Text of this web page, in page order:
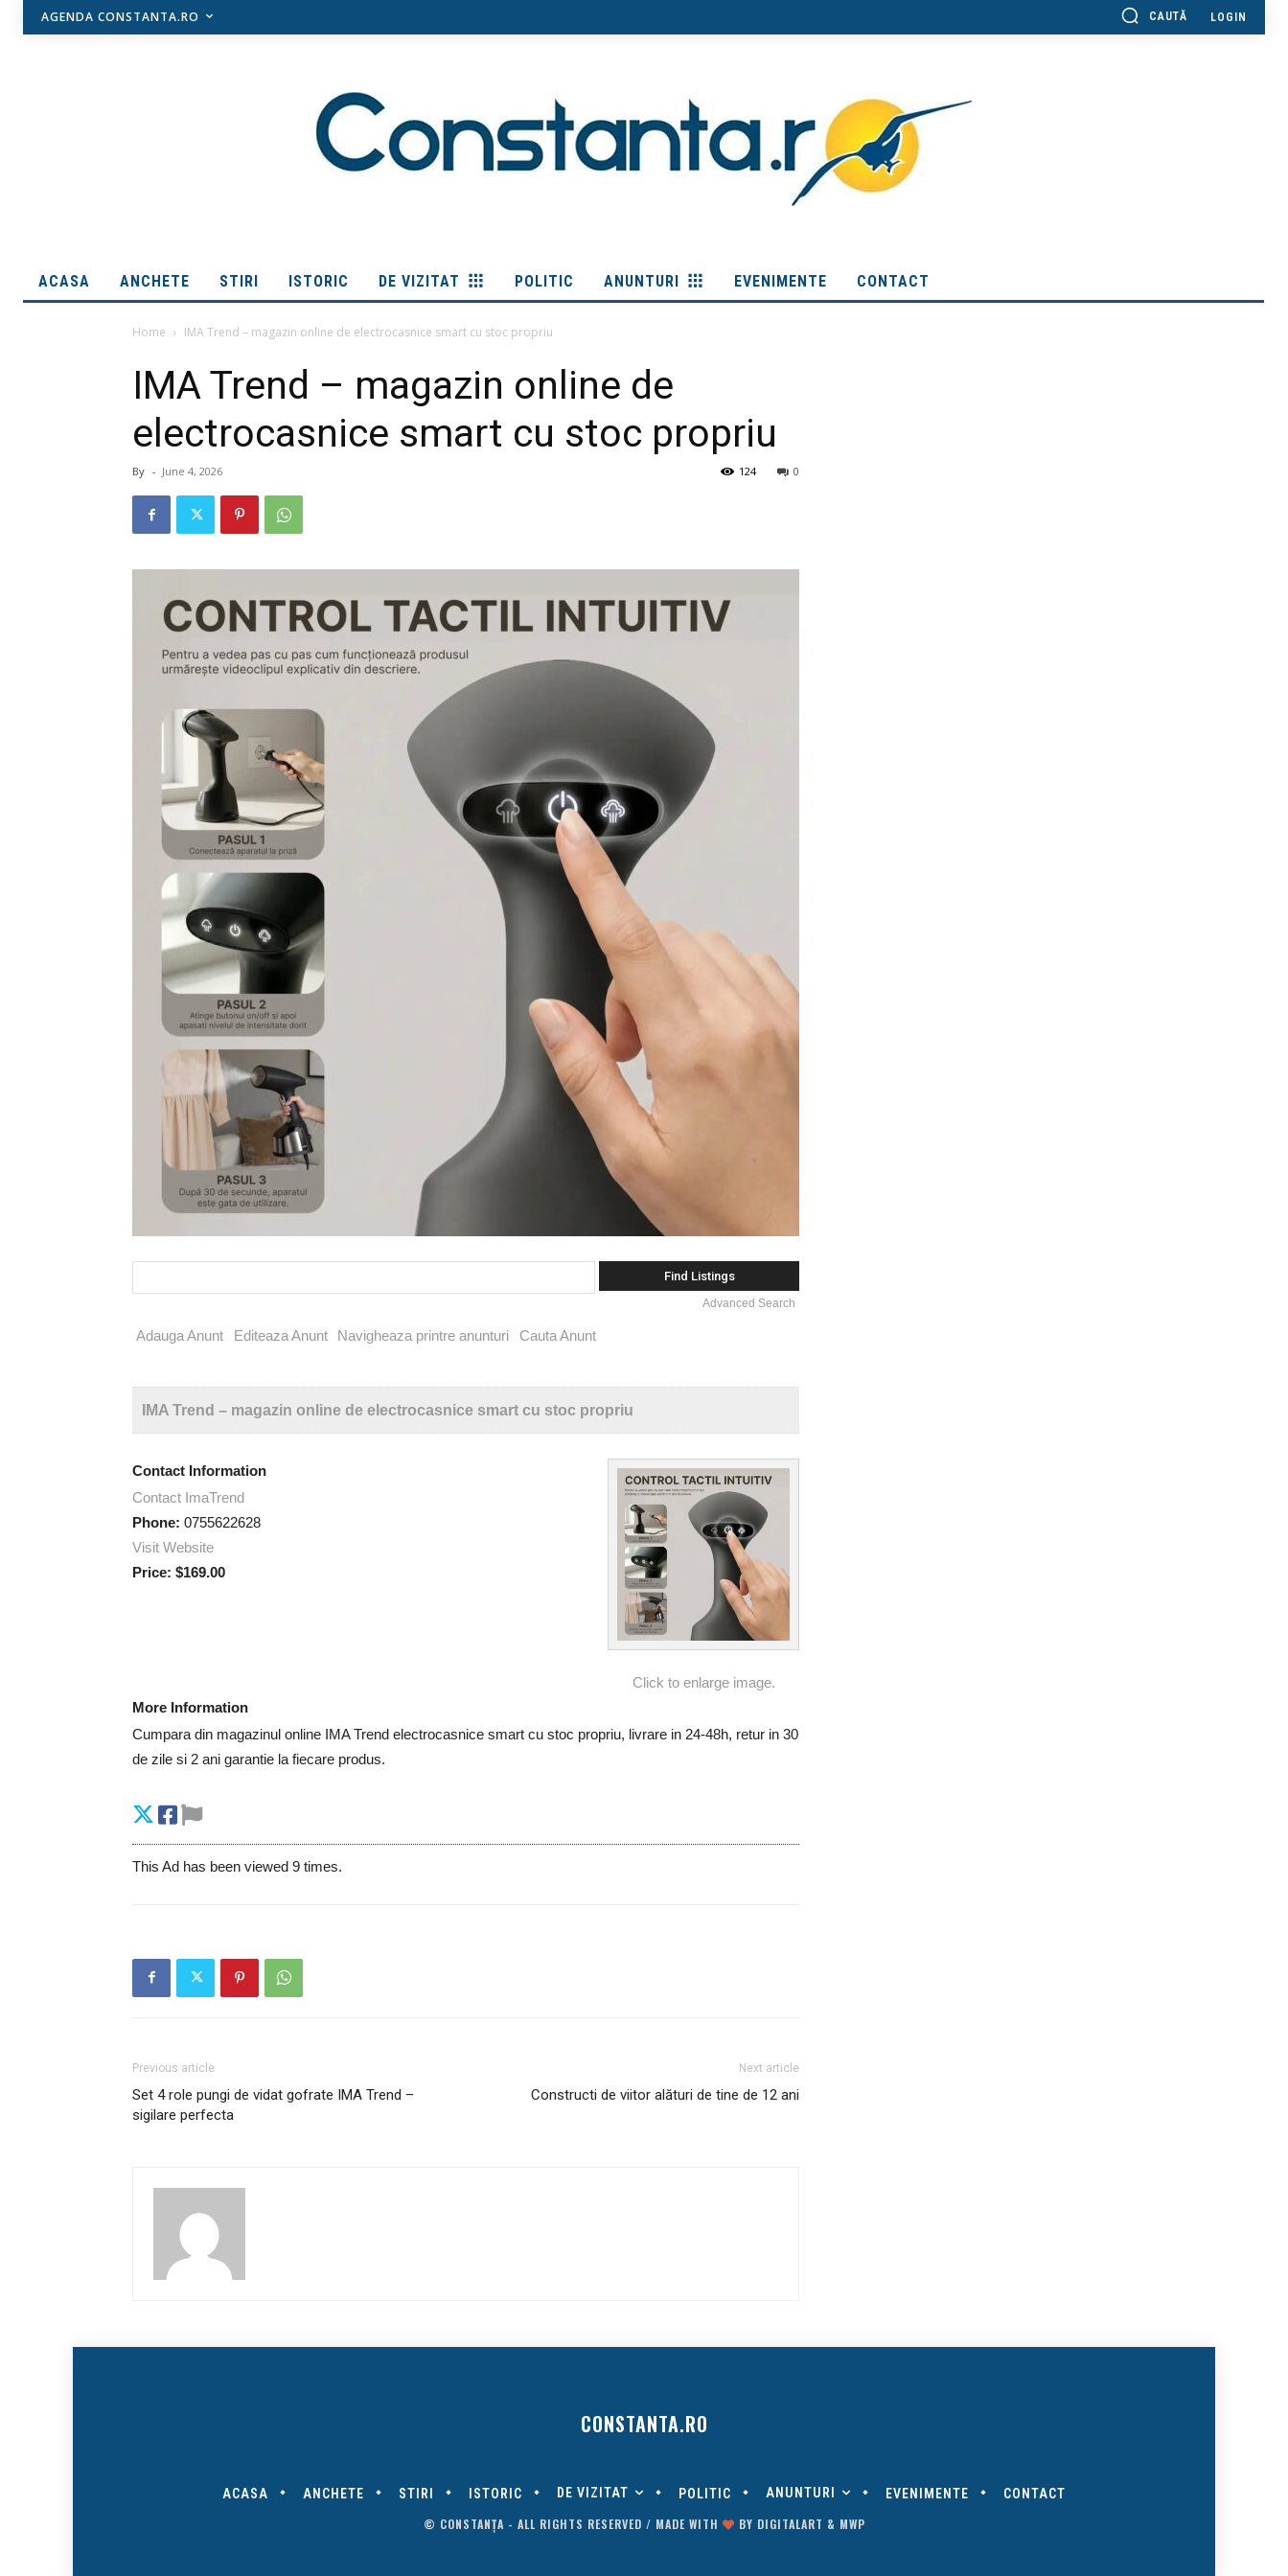
AGENDA CONSTANTA.RO CAUTĂ LOGIN
ACASA ANCHETE STIRI ISTORIC DE VIZITAT POLITIC ANUNTURI EVENIMENTE CONTACT
Home IMA Trend – magazin online de electrocasnice smart cu stoc propriu
IMA Trend – magazin online de
electrocasnice smart cu stoc propriu
By - June 4, 2026 0
124
for:
Advanced Search
Adauga Anunt Editeaza Anunt Navigheaza printre anunturi Cauta Anunt
IMA Trend – magazin online de electrocasnice smart cu stoc propriu
Click to enlarge image.
Contact Information
Contact ImaTrend
Phone: 0755622628
Visit Website
Price: $169.00
More Information
Cumpara din magazinul online IMA Trend electrocasnice smart cu stoc propriu, livrare in 24-48h, retur in 30
de zile si 2 ani garantie la fiecare produs.
This Ad has been viewed 9 times.
Previous article
Set 4 role pungi de vidat gofrate IMA Trend –
sigilare perfecta
Next article
Constructi de viitor alături de tine de 12 ani
CONSTANTA.RO
ACASA ANCHETE STIRI ISTORIC DE VIZITAT POLITIC ANUNTURI EVENIMENTE CONTACT
© CONSTANȚA - ALL RIGHTS RESERVED / MADE WITH BY DIGITALART & MWP